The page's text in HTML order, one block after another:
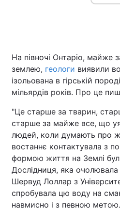
Головна
Україна
Економіка
Спорт
Техно і зв'язок
Зброя
Здоров'я
Цікавинки
На півночі Онтаріо, майже
землею, геологи виявили
ізольована в гірській
мільярдів років. Про це
"Це старше за тварин,
старше за майже все, що
людей, коли думають про
востаннє контактувала з
формою життя на Землі
Дослідниця, яка
Шервуд Лоллар з
спробувала цю воду на
навмисно і з певною